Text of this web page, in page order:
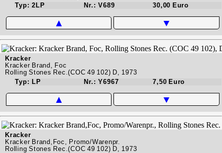
Typ: 2LP
Nr.: V689 30,00 Euro
▲ ▼
Kracker
Kracker Brand, Foc
Rolling Stones Rec.(COC 49 102) D, 1973
Typ: LP
Nr.: Y6967 7,50 Euro
▲ ▼
Kracker
Kracker Brand,Foc, Promo/Warenpr.
Rolling Stones Rec.(COC 49 102) D, 1973